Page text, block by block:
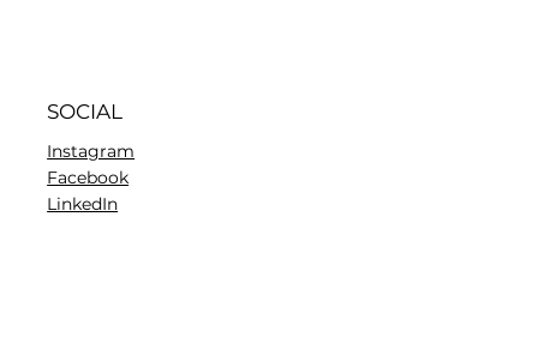
SOCIAL
Instagram
Facebook
LinkedIn